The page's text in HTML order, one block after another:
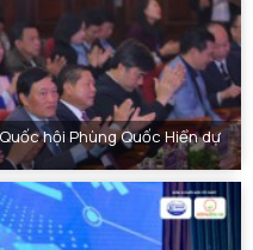
hội Phùng Quốc Hiển dự